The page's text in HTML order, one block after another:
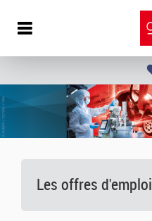
Les offres d'emploi